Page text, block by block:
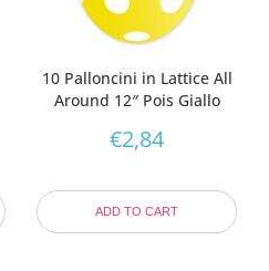
10 Palloncini in Lattice All
Around 12″ Pois Giallo
€2,84
ADD TO CART